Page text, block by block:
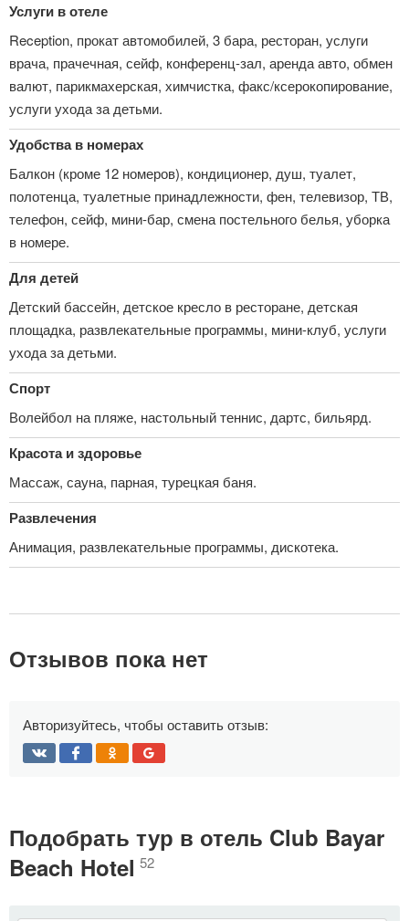
Услуги в отеле
Reception, прокат автомобилей, 3 бара, ресторан, услуги
врача, прачечная, сейф, конференц-зал, аренда авто, обмен
валют, парикмахерская, химчистка, факс/ксерокопирование,
услуги ухода за детьми.
Удобства в номерах
Балкон (кроме 12 номеров), кондиционер, душ, туалет,
полотенца, туалетные принадлежности, фен, телевизор, ТВ,
телефон, сейф, мини-бар, смена постельного белья, уборка
в номере.
Для детей
Детский бассейн, детское кресло в ресторане, детская
площадка, развлекательные программы, мини-клуб, услуги
ухода за детьми.
Спорт
Волейбол на пляже, настольный теннис, дартс, бильярд.
Красота и здоровье
Массаж, сауна, парная, турецкая баня.
Развлечения
Анимация, развлекательные программы, дискотека.
Отзывов пока нет
Авторизуйтесь, чтобы оставить отзыв:
Подобрать тур в отель Club Bayar
Beach Hotel 52